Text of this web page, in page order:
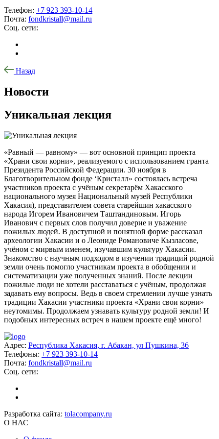
Телефон: +7 923 393-10-14
Почта: fondkristall@mail.ru
Соц. сети:
Назад
Новости
Уникальная лекция
«Равный — равному» — вот основной принцип проекта
«Храни свои корни», реализуемого с использованием гранта
Президента Российской Федерации. 30 ноября в
Благотворительном фонде ‘Кристалл» состоялась встреча
участников проекта с учёным секретарём Хакасского
национального музея Национальный музей Республики
Хакасия), представителем совета старейшин хакасского
народа Игорем Ивановичем Таштандиновым. Игорь
Иванович с первых слов получил доверие и уважение
пожилых людей. В доступной и понятной форме рассказал
археологии Хакасии и о Леониде Романовиче Кызласове,
учёном с мирвым именем, изучавшим культуру Хакасии.
Знакомство с научным подходом в изучении традиций родной
земли очень помогло участникам проекта в обобщении и
систематизации уже полученных знаний. После лекции
пожилые люди не хотели расставаться с учёным, продолжая
задавать ему вопросы. Ведь в своем стремлении лучше узнать
традиции Хакасии участники проекта «Храни свои корни»
неутомимы. Продолжаем узнавать культуру родной земли! И
подобных интересных встреч в нашем проекте ещё много!
Адрес: Республика Хакасия, г. Абакан, ул Пушкина, 36
Телефоны: +7 923 393-10-14
Почта: fondkristall@mail.ru
Соц. сети:
Разработка сайта: tolacompany.ru
О НАС